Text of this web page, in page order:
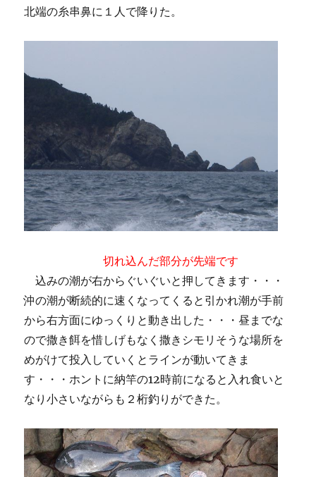
北端の糸串鼻に１人で降りた。
切れ込んだ部分が先端です
込みの潮が右からぐいぐいと押してきます・・・
沖の潮が断続的に速くなってくると引かれ潮が手前
から右方面にゆっくりと動き出した・・・昼までな
ので撒き餌を惜しげもなく撒きシモリそうな場所を
めがけて投入していくとラインが動いてきま
す・・・ホントに納竿の12時前になると入れ食いと
なり小さいながらも２桁釣りができた。